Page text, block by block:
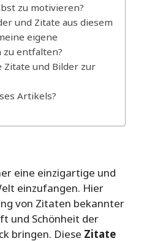
zu motivieren?
und Zitate aus diesem
eigene
zu entfalten?
Zitate und Bilder zur
Artikels?
eine einzigartige und
einzufangen. Hier
von Zitaten bekannter
und Schönheit der
bringen. Diese Zitate